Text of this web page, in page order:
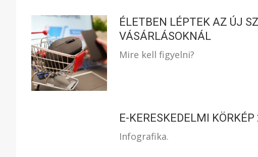
ÉLETBEN LÉPTEK AZ ÚJ
VÁSÁRLÁSOKNÁL
Mire kell figyelni?
E-KERESKEDELMI KÖRKÉP
Infografika.